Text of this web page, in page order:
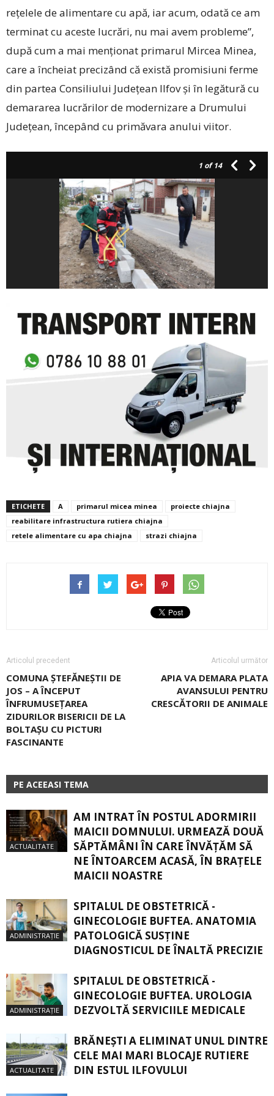
rețelele de alimentare cu apă, iar acum, odată ce am
terminat cu aceste lucrări, nu mai avem probleme”,
după cum a mai menționat primarul Mircea Minea,
care a încheiat precizând că există promisiuni ferme
din partea Consiliului Județean Ilfov și în legătură cu
demararea lucrărilor de modernizare a Drumului
Județean, începând cu primăvara anului viitor.
1 of 14
ETICHETE A primarul micea minea
proiecte chiajna
reabilitare infrastructura rutiera chiajna
retele alimentare cu apa chiajna
strazi chiajna
Articolul precedent
COMUNA ȘTEFĂNEȘTII DE
JOS – A ÎNCEPUT
ÎNFRUMUSEȚAREA
ZIDURILOR BISERICII DE LA
BOLTAȘU CU PICTURI
FASCINANTE
Articolul următor
APIA VA DEMARA PLATA
AVANSULUI PENTRU
CRESCĂTORII DE ANIMALE
PE ACEEASI TEMA
ACTUALITATE
AM INTRAT ÎN POSTUL ADORMIRII
MAICII DOMNULUI. URMEAZĂ DOUĂ
SĂPTĂMÂNI ÎN CARE ÎNVĂŢĂM SĂ
NE ÎNTOARCEM ACASĂ, ÎN BRAŢELE
MAICII NOASTRE
ADMINISTRAȚIE
SPITALUL DE OBSTETRICĂ -
GINECOLOGIE BUFTEA. ANATOMIA
PATOLOGICĂ SUSŢINE
DIAGNOSTICUL DE ÎNALTĂ PRECIZIE
ADMINISTRAȚIE
SPITALUL DE OBSTETRICĂ -
GINECOLOGIE BUFTEA. UROLOGIA
DEZVOLTĂ SERVICIILE MEDICALE
ACTUALITATE
BRĂNEȘTI A ELIMINAT UNUL DINTRE
CELE MAI MARI BLOCAJE RUTIERE
DIN ESTUL ILFOVULUI